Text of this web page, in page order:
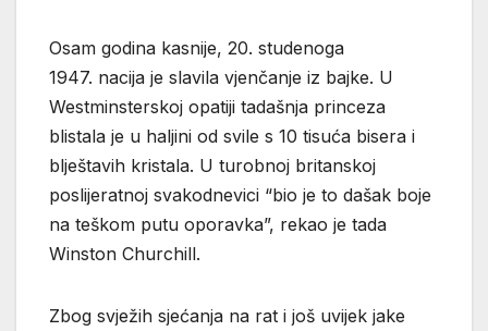
Osam godina kasnije, 20. studenoga
1947. nacija je slavila vjenčanje iz bajke. U
Westminsterskoj opatiji tadašnja princeza
blistala je u haljini od svile s 10 tisuća bisera i
blještavih kristala. U turobnoj britanskoj
poslijeratnoj svakodnevici “bio je to dašak boje
na teškom putu oporavka”, rekao je tada
Winston Churchill.
Zbog svježih sjećanja na rat i još uvijek jake